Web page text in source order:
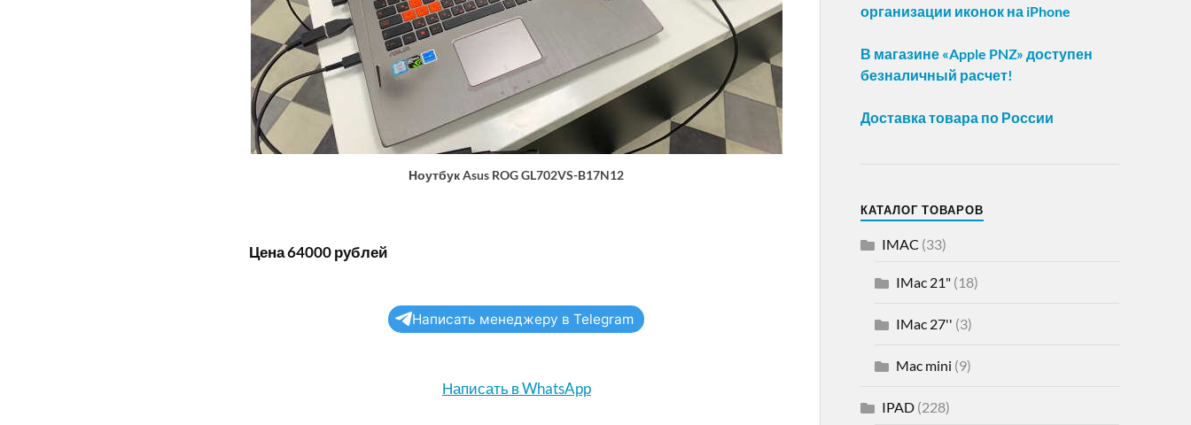
Ноутбук Asus ROG GL702VS-B17N12
Цена 64000 рублей
Написать менеджеру в Telegram
Написать в WhatsApp
организации иконок на iPhone
В магазине «Apple PNZ» доступен
безналичный расчет!
Доставка товара по России
КАТАЛОГ ТОВАРОВ
IMAC (33)
IMac 21"(18)
IMac 27'' (3)
Mac mini (9)
IPAD(228)